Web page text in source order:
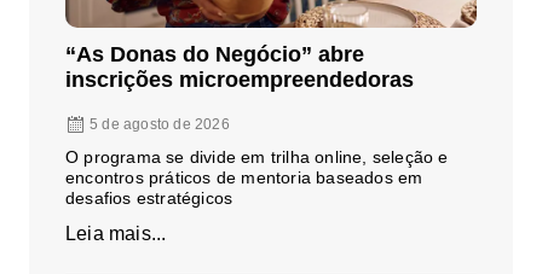
“As Donas do Negócio” abre
inscrições microempreendedoras
5 de agosto de 2026
O programa se divide em trilha online, seleção e
encontros práticos de mentoria baseados em
desafios estratégicos
Leia mais...